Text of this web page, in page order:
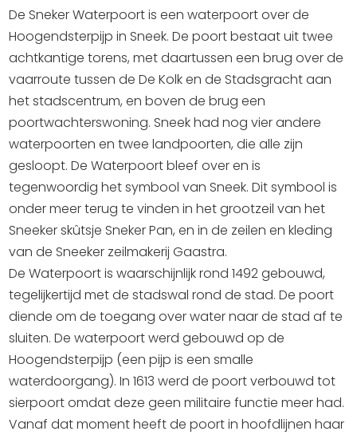
De Sneker Waterpoort is een waterpoort over de
Hoogendsterpijp in Sneek. De poort bestaat uit twee
achtkantige torens, met daartussen een brug over de
vaarroute tussen de De Kolk en de Stadsgracht aan
het stadscentrum, en boven de brug een
poortwachterswoning. Sneek had nog vier andere
waterpoorten en twee landpoorten, die alle zijn
gesloopt. De Waterpoort bleef over en is
tegenwoordig het symbool van Sneek. Dit symbool is
onder meer terug te vinden in het grootzeil van het
Sneeker skûtsje Sneker Pan, en in de zeilen en kleding
van de Sneeker zeilmakerij Gaastra.
De Waterpoort is waarschijnlijk rond 1492 gebouwd,
tegelijkertijd met de stadswal rond de stad. De poort
diende om de toegang over water naar de stad af te
sluiten. De waterpoort werd gebouwd op de
Hoogendsterpijp (een pijp is een smalle
waterdoorgang). In 1613 werd de poort verbouwd tot
sierpoort omdat deze geen militaire functie meer had.
Vanaf dat moment heeft de poort in hoofdlijnen haar